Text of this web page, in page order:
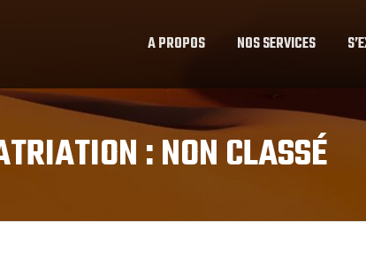
A PROPOS NOS SERVICES
:NON CLASSÉ